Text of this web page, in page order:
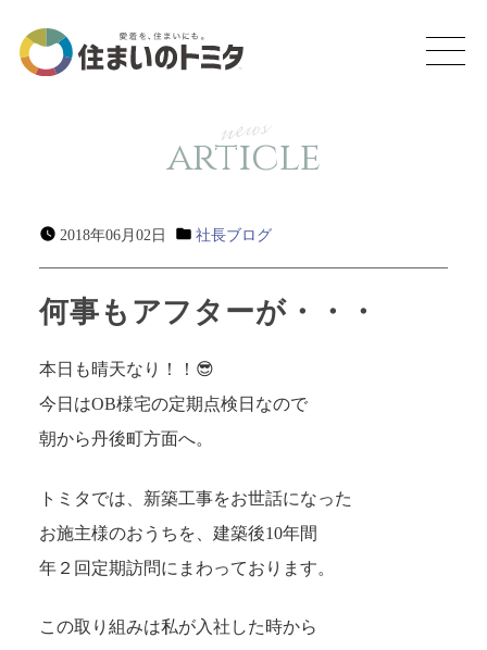
news
article
2018年06月02日 社長ブログ
何事もアフターが・・・
本日も晴天なり！！😎
今日はOB様宅の定期点検日なので
朝から丹後町方面へ。
トミタでは、新築工事をお世話になった
お施主様のおうちを、建築後10年間
年２回定期訪問にまわっております。
この取り組みは私が入社した時から